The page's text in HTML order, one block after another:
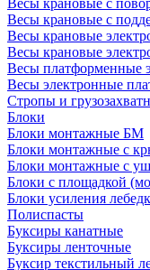
Весы крановые с
Весы крановые с
Весы крановые
Весы крановые
Весы платформенные
Весы электронные
Стропы и
Блоки
Блоки монтажные БМ
Блоки монтажные с
Блоки монтажные с
Блоки с площадкой
Блоки усиления
Полиспасты
Буксиры канатные
Буксиры ленточные
Буксир текстильный